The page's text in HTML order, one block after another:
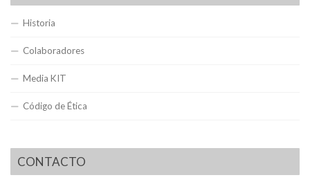
Historia
Colaboradores
Media KIT
Código de Ética
CONTACTO